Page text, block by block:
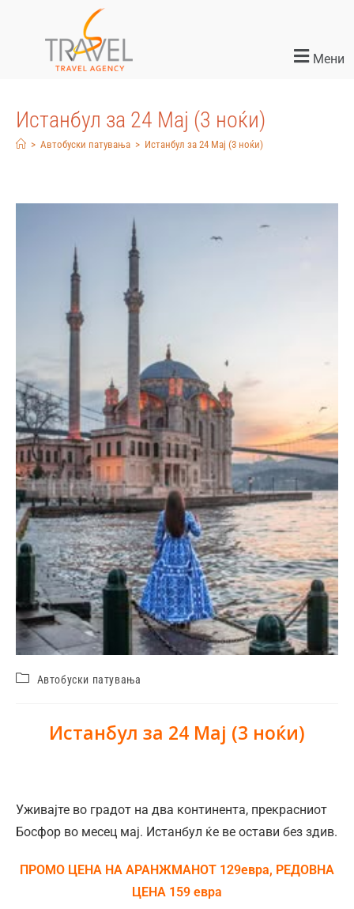
Мени
Истанбул за 24 Мај (3 ноќи)
> Автобуски патувања > Истанбул за 24 Мај (3 ноќи)
Автобуски патувања
Истанбул за 24 Мај (3 ноќи)
Уживајте во градот на два континента, прекрасниот
Босфор во месец мај. Истанбул ќе ве остави без здив.
ПРОМО ЦЕНА НА АРАНЖМАНОТ 129евра, РЕДОВНА
ЦЕНА 159 евра